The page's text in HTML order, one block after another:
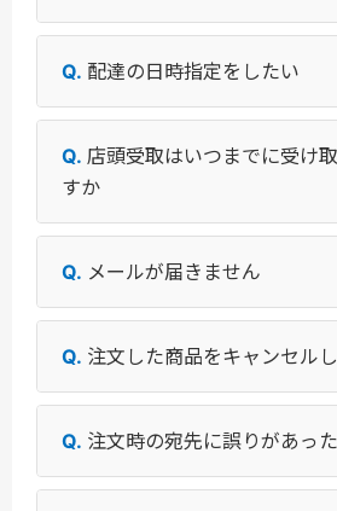
配達の日時指定をしたい
店頭受取はいつまでに受け
すか
メールが届きません
注文した商品をキャンセル
注文時の宛先に誤りがあった